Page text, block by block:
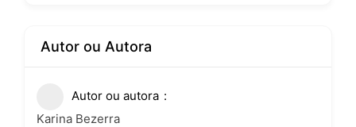
Autor ou Autora
Autor ou autora
Karina Bezerra